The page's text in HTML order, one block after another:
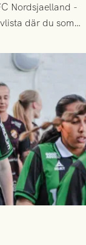
Nordsjaelland -
där du som
Du kan